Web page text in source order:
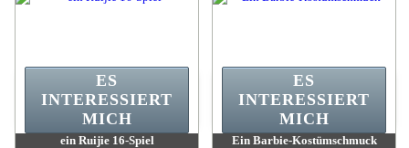
ein Ruijie 16-Spiel
ES
INTERESSIERT
MICH
Ein Barbie-Kostümschmuck
ES
INTERESSIERT
MICH